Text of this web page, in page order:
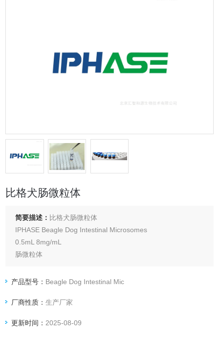
比格犬肠微粒体
简要描述： 比格犬肠微粒体
IPHASE Beagle Dog Intestinal Microsomes
0.5mL 8mg/mL
肠微粒体
不同动物种属肠微粒体
大鼠肠微粒体 Rat Intestinal Microsomes
产品型号： Beagle Dog Intestinal Mic
厂商性质：生产厂家
更新时间： 2025-08-09